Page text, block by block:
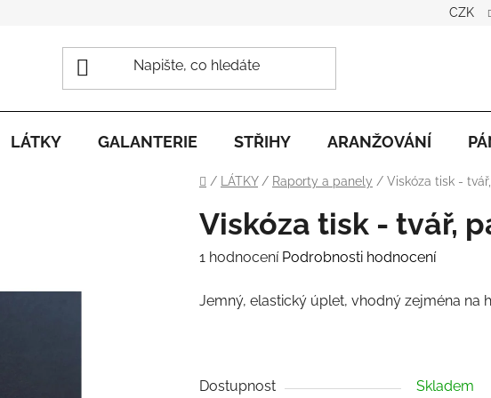
CZK
LÁTKY GALANTERIE STŘIHY ARANŽOVÁNÍ
Domů
/ LÁTKY / Raporty a panely / Viskóza tisk -
Viskóza tisk - tvář,
Průměrné
produktu
z
1 hodnocení Podrobnosti hodnocení
Jemný, elastický úplet, vhodný zejména na
Dostupnost
Skladem